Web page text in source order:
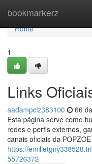
bookmarkerz
Home
Home
1
Links
aadampciz383100 66
Esta página serve como
redes e perfis externos,
canais oficiais da
https://
55726372